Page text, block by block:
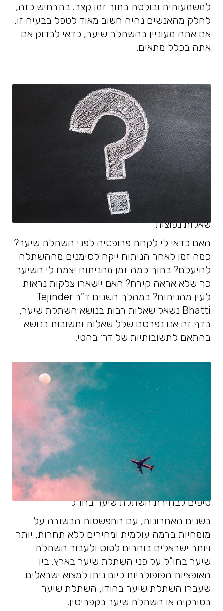
למשמעותית ובולטת בתוך זמן קצר. בתרחיש כזה,
לחלק מהאנשים נהיה חשוב מאוד לטפל בבעיה זו.
אם אתה מעוניין בהשתלת שיער, כדאי לבדוק אם
אתה בכלל מתאים.
שאלות נפוצות
האם כדאי לי לקחת פרופסיה לפני השתלת שיער?
כמה זמן לאחר הניתוח ייקח לסימנים מההשתלה
להיעלם? בתוך כמה זמן מהניתוח יצמח לי השיער
כך שלא אראה קירח? האם יישארו צלקות נראות
לעין מהניתוח? במהלך השנים ד”ר Tejinder
Bhatti נשאל שאלות רבות בנושא השתלת שיער,
בדף זה אנו נפרסם שלל שאלות ותשובות בנושא
בהתאם לתשובותיות של דר׳ בהטי.
טיפים לבחירת השתלת שיער בחו”ל
בשנים האחרונות, עם התפשטות הבשורה על
מומחיות ברמה עולמית ומחירים ללא תחרות, יותר
ויותר ישראלים בוחרים לטוס ולעבור השתלת
שיער בחו”ל על פני השתלת שיער בארץ. בין
האופציות הפופולריות כיום ניתן למצוא ישראלים
שעברו השתלת שיער בהודו, השתלת שיער
בטורקיה או השתלת שיער בקפריסין.